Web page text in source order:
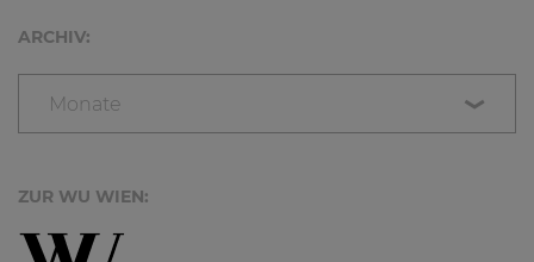
ARCHIV:
Monate
ZUR WU WIEN: